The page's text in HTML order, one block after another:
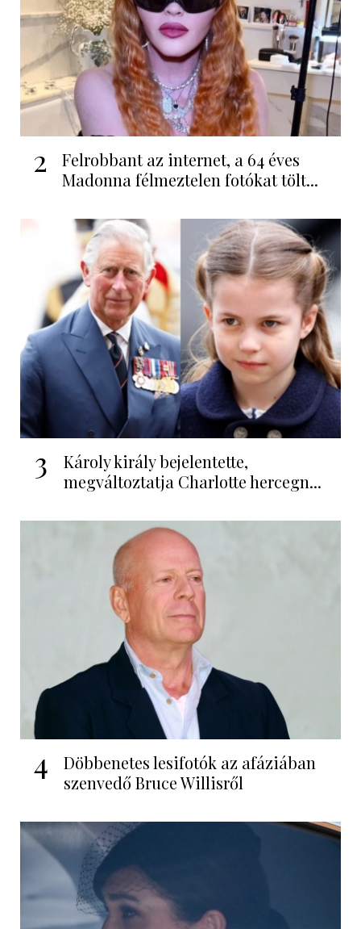
2
Felrobbant az internet, a 64 éves
Madonna félmeztelen fotókat tölt...
3
Károly király bejelentette,
megváltoztatja Charlotte hercegn...
4
Döbbenetes lesifotók az afáziában
szenvedő Bruce Willisről